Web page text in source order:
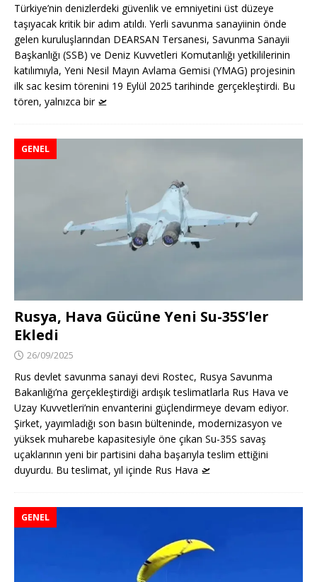
Türkiye’nin denizlerdeki güvenlik ve emniyetini üst düzeye
taşıyacak kritik bir adım atıldı. Yerli savunma sanayiinin önde
gelen kuruluşlarından DEARSAN Tersanesi, Savunma Sanayii
Başkanlığı (SSB) ve Deniz Kuvvetleri Komutanlığı yetkililerinin
katılımıyla, Yeni Nesil Mayın Avlama Gemisi (YMAG) projesinin
ilk sac kesim törenini 19 Eylül 2025 tarihinde gerçekleştirdi. Bu
tören, yalnızca bir 🛫
GENEL
Rusya, Hava Gücüne Yeni Su-35S’ler
Ekledi
26/09/2025
Rus devlet savunma sanayi devi Rostec, Rusya Savunma
Bakanlığı’na gerçekleştirdiği ardışık teslimatlarla Rus Hava ve
Uzay Kuvvetleri’nin envanterini güçlendirmeye devam ediyor.
Şirket, yayımladığı son basın bülteninde, modernizasyon ve
yüksek muharebe kapasitesiyle öne çıkan Su-35S savaş
uçaklarının yeni bir partisini daha başarıyla teslim ettiğini
duyurdu. Bu teslimat, yıl içinde Rus Hava 🛫
GENEL